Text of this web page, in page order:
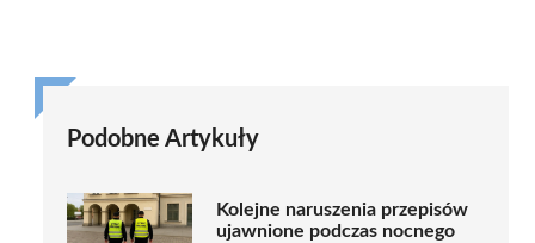
Podobne Artykuły
Kolejne naruszenia przepisów
ujawnione podczas nocnego